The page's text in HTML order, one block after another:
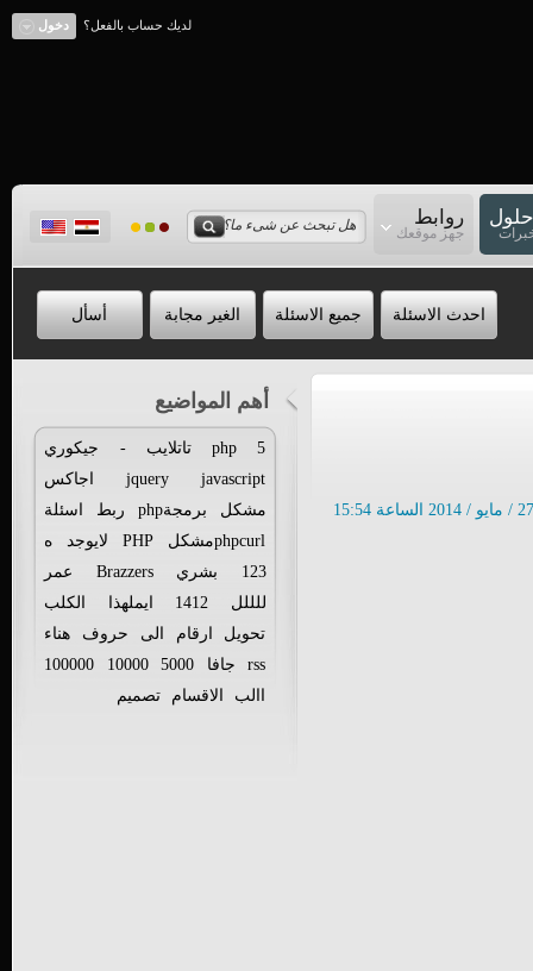
لديك حساب بالفعل؟ دخول
روابط
جهز موقعك
أسأل الغير مجابة جميع الاسئلة احدث الاسئلة
27 / مايو / 2014 الساعة 15:54
أهم المواضيع
5
php تاتلايب -
جيكوري
javascript
jquery
اجاكس
مشكل
برمجةphp ربط
اسئلة
phpcurlمشكل
PHP لايوجد
ه
123
بشري Brazzers
عمر
للللل
1412 ايملهذا
الكلب
تحويل
ارقام الى حروف
هناء
rss
جافا 5000
10000
100000
االب
الاقسام تصميم